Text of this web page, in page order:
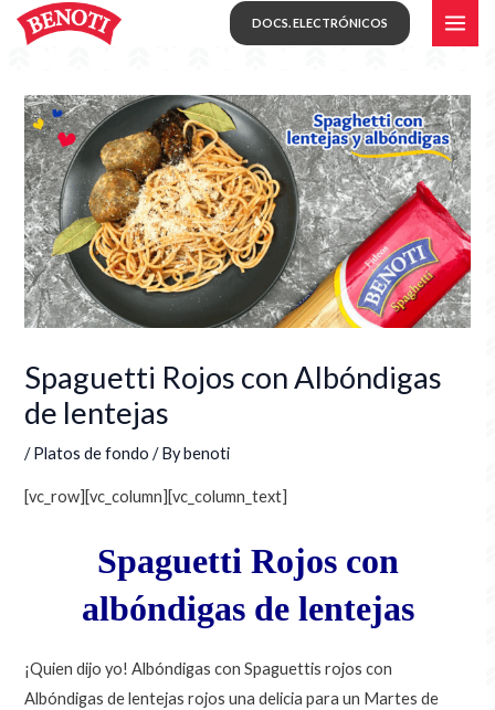
Skip
DOCS. ELECTRÓNICOS
Spaguetti Rojos con Albóndigas
de lentejas
/Platos de fondo / Bybenoti
[vc_row][vc_column][vc_column_text]
Spaguetti Rojos con
albóndigas de lentejas
¡Quien dijo yo! Albóndigas con Spaguettis rojos con
Albóndigas de lentejas rojos una delicia para un Martes de